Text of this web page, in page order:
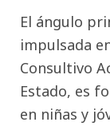
El ángulo
impulsada
Consultivo
Estado, es
en niñas y